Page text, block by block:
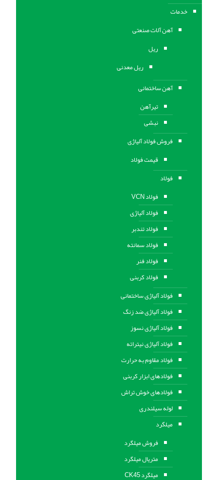
خدمات
آهن آلات صنعتی
ریل
ریل معدنی
آهن ساختمانی
تیرآهن
نبشی
فروش فولاد آلیاژی
قیمت فولاد
فولاد
فولاد VCN
فولاد آلیاژی
فولاد تندبر
فولاد سمانته
فولاد فنر
فولاد کربنی
فولاد آلیاژی ساختمانی
فولاد آلیاژی ضد زنگ
فولاد آلیاژی نسوز
فولاد آلیاژی نیتراته
فولاد مقاوم به حرارت
فولادهای ابزار کربنی
فولادهای خوش تراش
لوله سیلندری
میلگرد
فروش میلگرد
متریال میلگرد
میلگرد CK45